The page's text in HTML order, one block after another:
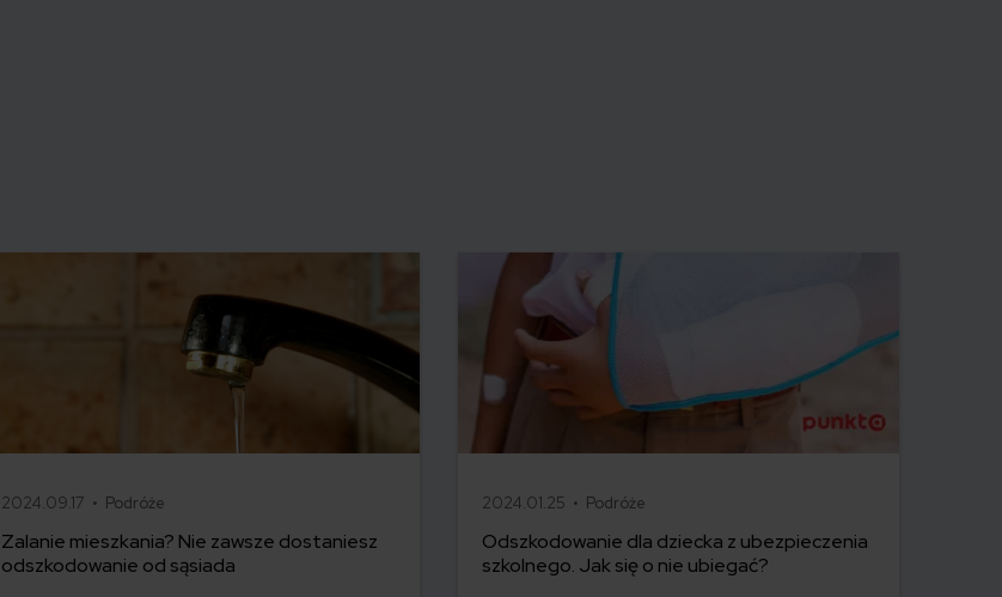
2024.09.17 • Podróże
Zalanie mieszkania? Nie zawsze dostaniesz
odszkodowanie od sąsiada
2024.01.25 • Podróże
Odszkodowanie dla dziecka z ubezpieczenia
szkolnego. Jak się o nie ubiegać?